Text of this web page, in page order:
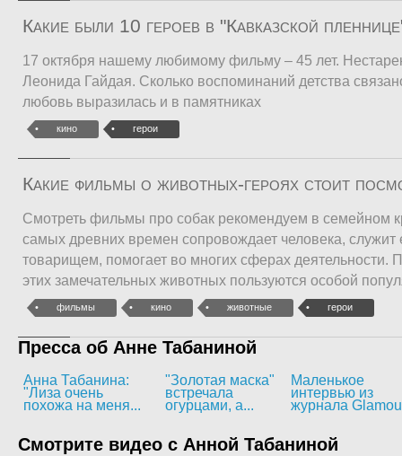
Какие были 10 героев в "Кавказской
17 октября нашему любимому фильму – 45 лет.
Леонида Гайдая. Сколько воспоминаний детства
любовь выразилась и в памятниках
кино герои
Какие фильмы о животных-героях стоит
Смотреть фильмы про собак рекомендуем в семейном
самых древних времен сопровождает человека,
товарищем, помогает во многих сферах деятельности.
этих замечательных животных пользуются особой
фильмы кино животные герои
Пресса об Анне Табаниной
Анна Табанина:
"Лиза очень
похожа на меня...
"Золотая маска"
встречала
огурцами, а...
Маленькое
интервью из
журнала
Смотрите видео с Анной Табаниной